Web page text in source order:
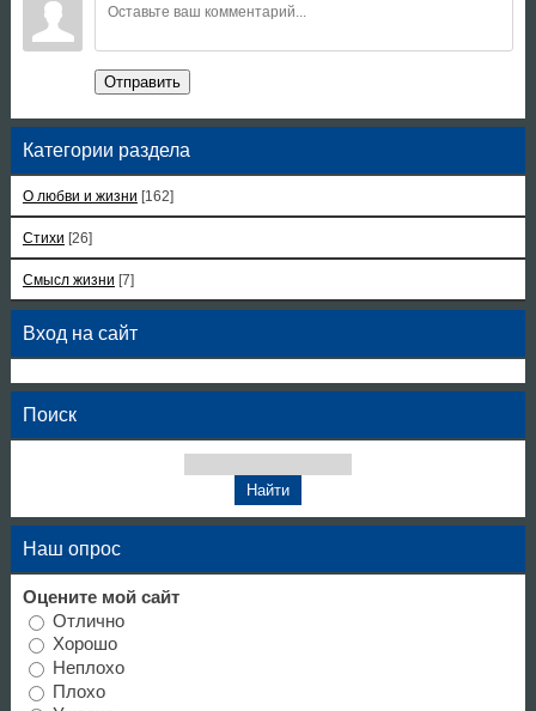
Отправить
Категории раздела
О любви и жизни [162]
Стихи [26]
Смысл жизни [7]
Вход на сайт
Поиск
Наш опрос
Оцените мой сайт
Отлично
Хорошо
Неплохо
Плохо